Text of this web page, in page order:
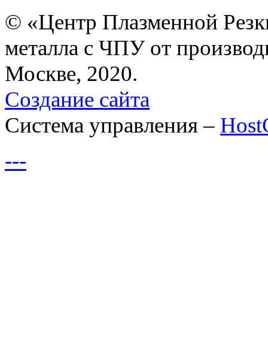
© «Центр Плазменной
металла с ЧПУ от
Москве, 2020.
Создание сайта
Система управления –
---